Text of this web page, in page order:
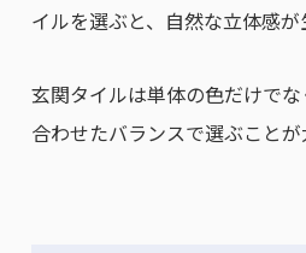
イルを選ぶと、自然な立体感が
玄関タイルは単体の色だけで
合わせたバランスで選ぶことが